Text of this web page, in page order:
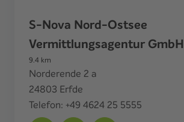
S-Nova Nord-Ostsee
Vermittlungsagentur GmbH
9.4 km
Norderende 2 a
24803 Erfde
Telefon: +49 4624 25 5555